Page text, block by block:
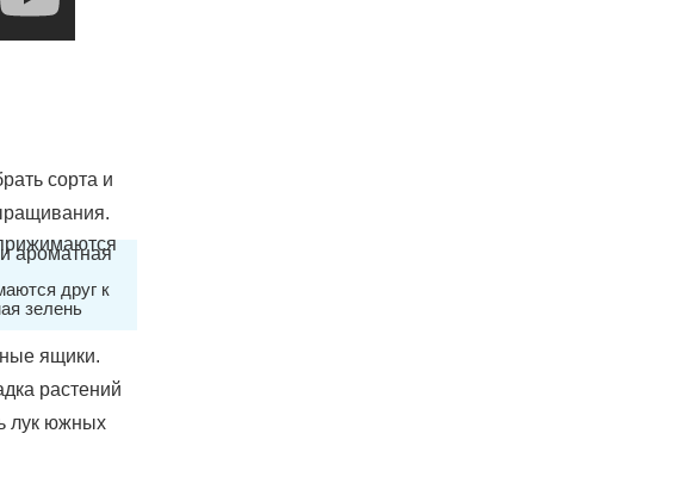
сорта и
друг к
зелень
ящики.
растений
лук южных